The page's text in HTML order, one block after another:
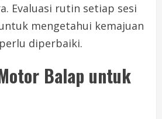
Evaluasi rutin setiap sesi
mengetahui kemajuan
diperbaiki.
Balap untuk